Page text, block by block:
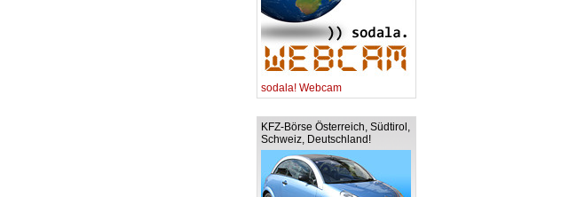
sodala! Webcam
KFZ-Börse Österreich, Südtirol,
Schweiz, Deutschland!